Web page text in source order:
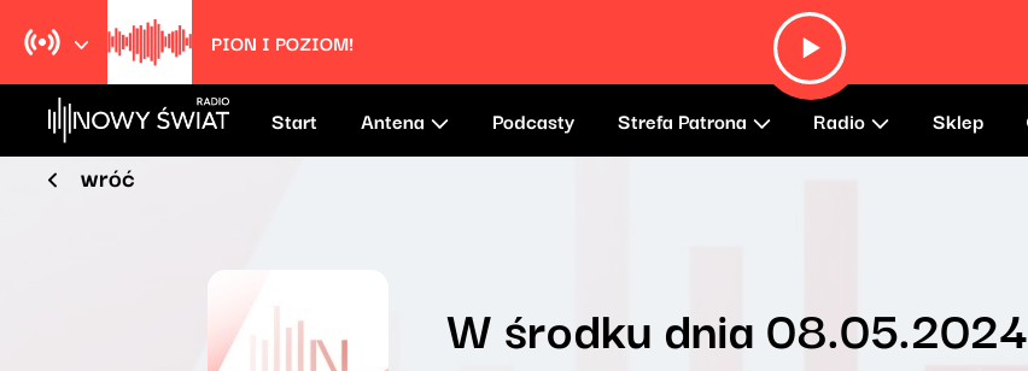
Radio Nowy Świat
Start Antena Podcasty Strefa Patrona Radio Sklep
wróć
W środku dnia 08.05.2024